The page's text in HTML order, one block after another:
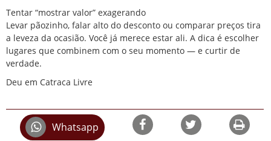
Tentar “mostrar valor” exagerando
Levar pãozinho, falar alto do desconto ou comparar preços tira
a leveza da ocasião. Você já merece estar ali. A dica é escolher
lugares que combinem com o seu momento — e curtir de
verdade.
Deu em Catraca Livre
Whatsapp